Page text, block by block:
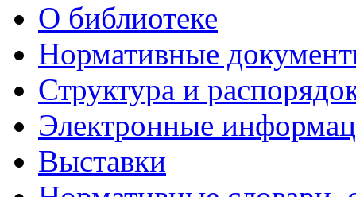
О библиотеке
Нормативные
Структура и
Электронные
Выставки